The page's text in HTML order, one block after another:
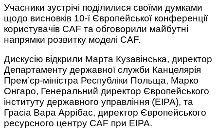
Учасники зустрічі поділилися своїми думками
щодо висновків 10-ї Європейської конференції
користувачів CAF та обговорили майбутні
напрямки розвитку моделі CAF.
Дискусію відкрили Марта Кузавінська, директор
Департаменту державної служби Канцелярія
Прем’єр-міністра Республіки Польща, Марко
Онгаро, Генеральний директор Європейського
інституту державного управління (EIPA), та
Грасіа Вара Аррібас, директор Європейського
ресурсного центру CAF при EIPA.